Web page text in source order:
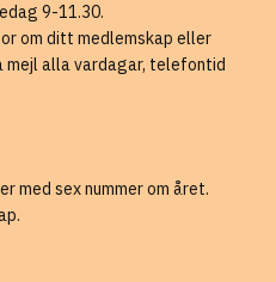
9-11.30.
om ditt medlemskap eller
alla vardagar, telefontid
med sex nummer om året.